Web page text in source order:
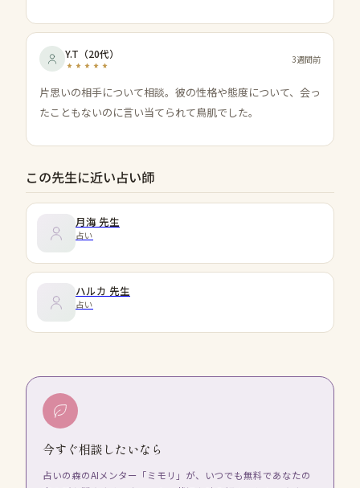
Y.T （20代） 3週間前
片思いの相手について相談。彼の性格や態度について、会っ
たこともないのに言い当てられて鳥肌でした。
この先生に近い占い師
月海 先生
占い
ハルカ 先生
占い
今すぐ相談したいなら
占いの森のAIメンター「ミモリ」が、いつでも無料であなたの